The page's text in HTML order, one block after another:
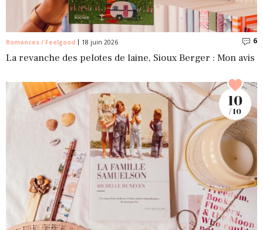
Romances / Feelgood 18 juin 2026 6
La revanche des pelotes de laine, Sioux Berger : Mon avis
10
/ 10